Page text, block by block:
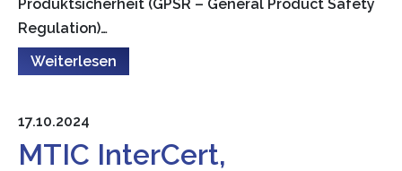
Produktsicherheit (GPSR – General Product Safety
Regulation)…
Weiterlesen
17.10.2024
MTIC InterCert,